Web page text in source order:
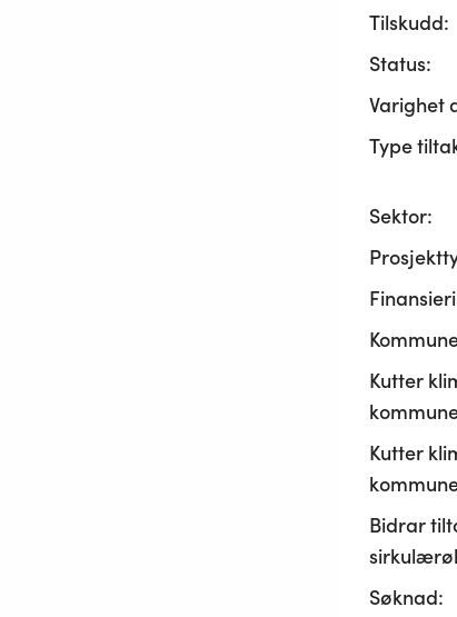
Tilskudd:
Status:
Varighet
Type
Sektor:
Kutter
Kutter
Bidrar
Søknad: